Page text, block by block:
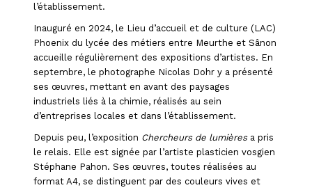
l’établissement.
Inauguré en 2024, le Lieu d’accueil et de culture (LAC)
Phoenix du lycée des métiers entre Meurthe et Sânon
accueille régulièrement des expositions d’artistes. En
septembre, le photographe Nicolas Dohr y a présenté
ses œuvres, mettant en avant des paysages
industriels liés à la chimie, réalisés au sein
d’entreprises locales et dans l’établissement.
Depuis peu, l’exposition Chercheurs de lumièresa pris
le relais. Elle est signée par l’artiste plasticien vosgien
Stéphane Pahon. Ses œuvres, toutes réalisées au
format A4, se distinguent par des couleurs vives et